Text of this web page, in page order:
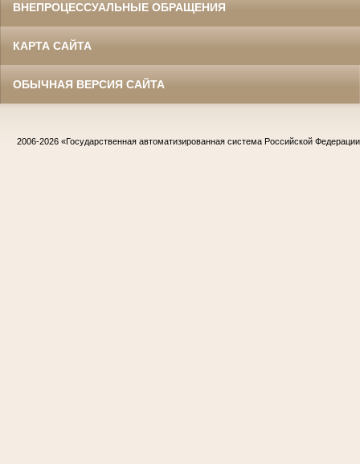
ВНЕПРОЦЕССУАЛЬНЫЕ ОБРАЩЕНИЯ
КАРТА САЙТА
ОБЫЧНАЯ ВЕРСИЯ САЙТА
2006-2026 «Государственная автоматизированная система Российской